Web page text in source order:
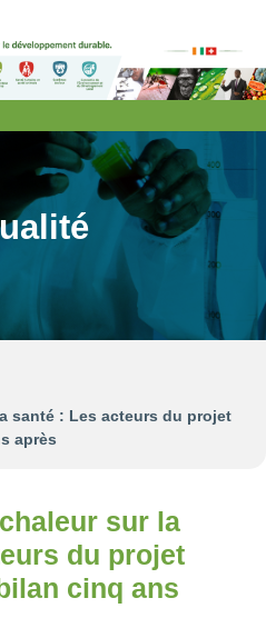
santé : Les acteurs du projet
après
sur la
du projet
cinq ans